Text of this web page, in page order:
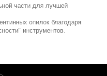
части для лучшей
опилок благодаря
инструментов.